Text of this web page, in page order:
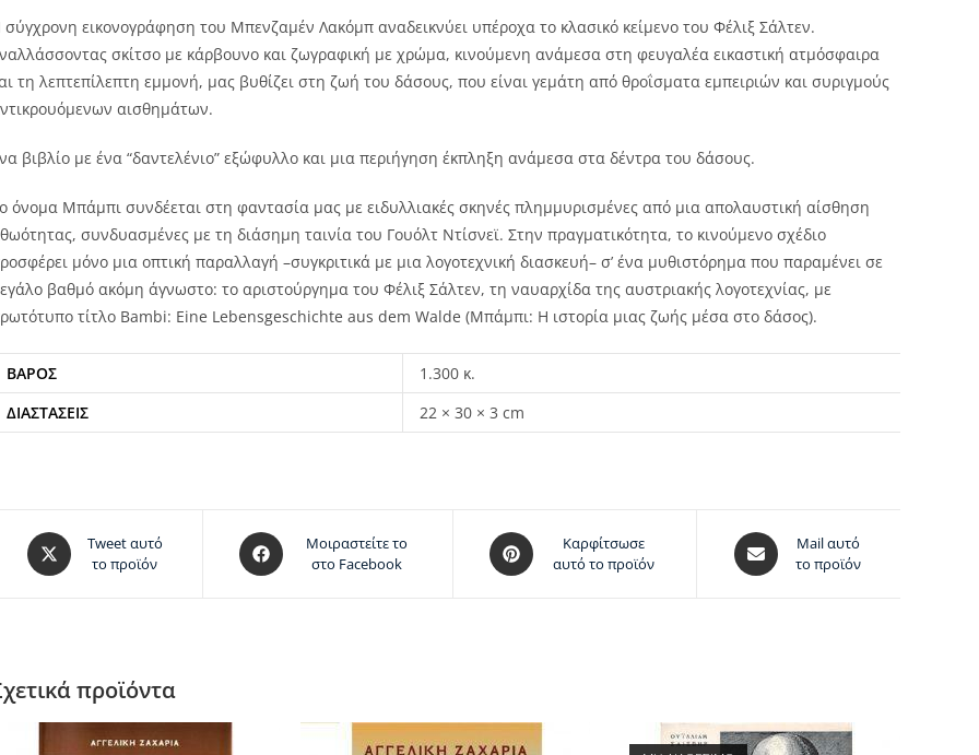
σύγχρονη εικονογράφηση του Μπενζαμέν Λακόμπ αναδεικνύει υπέροχα το κλασικό κείμενο του Φέλιξ Σάλτεν.
σκίτσο με κάρβουνο και ζωγραφική με χρώμα, κινούμενη ανάμεσα στη φευγαλέα εικαστική ατμόσφαιρα
τη λεπτεπίλεπτη εμμονή, μας βυθίζει στη ζωή του δάσους, που είναι γεμάτη από θροΐσματα εμπειριών και συριγμούς
αισθημάτων.
βιβλίο με ένα “δαντελένιο” εξώφυλλο και μια περιήγηση έκπληξη ανάμεσα στα δέντρα του δάσους.
όνομα Μπάμπι συνδέεται στη φαντασία μας με ειδυλλιακές σκηνές πλημμυρισμένες από μια απολαυστική αίσθηση
συνδυασμένες με τη διάσημη ταινία του Γουόλτ Ντίσνεϊ. Στην πραγματικότητα, το κινούμενο σχέδιο
μόνο μια οπτική παραλλαγή –συγκριτικά με μια λογοτεχνική διασκευή– σ’ ένα μυθιστόρημα που παραμένει σε
βαθμό ακόμη άγνωστο: το αριστούργημα του Φέλιξ Σάλτεν, τη ναυαρχίδα της αυστριακής λογοτεχνίας, με
τίτλο Bambi: Eine Lebensgeschichte aus dem Walde (Μπάμπι: Η ιστορία μιας ζωής μέσα στο δάσος).
ΒΆΡΟΣ
1.300 κ.
ΔΙΑΣΤΆΣΕΙΣ
22 × 30 × 3 cm
Tweet αυτό
το προϊόν
Μοιραστείτε το
στο Facebook
Καρφίτσωσε
αυτό το προϊόν
Mail αυτό
το προϊόν
προϊόντα